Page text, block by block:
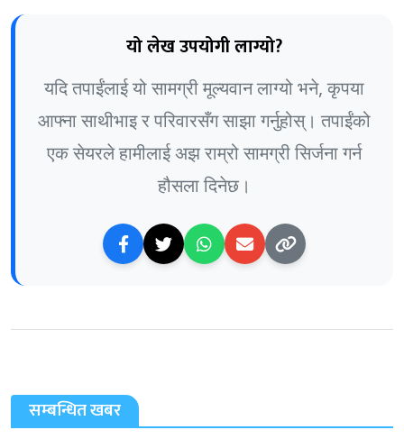
यो लेख उपयोगी लाग्यो?
यदि तपाईंलाई यो सामग्री मूल्यवान लाग्यो भने, कृपया
आफ्ना साथीभाइ र परिवारसँग साझा गर्नुहोस्। तपाईंको
एक सेयरले हामीलाई अझ राम्रो सामग्री सिर्जना गर्न
हौसला दिनेछ।
सम्बन्धित खबर